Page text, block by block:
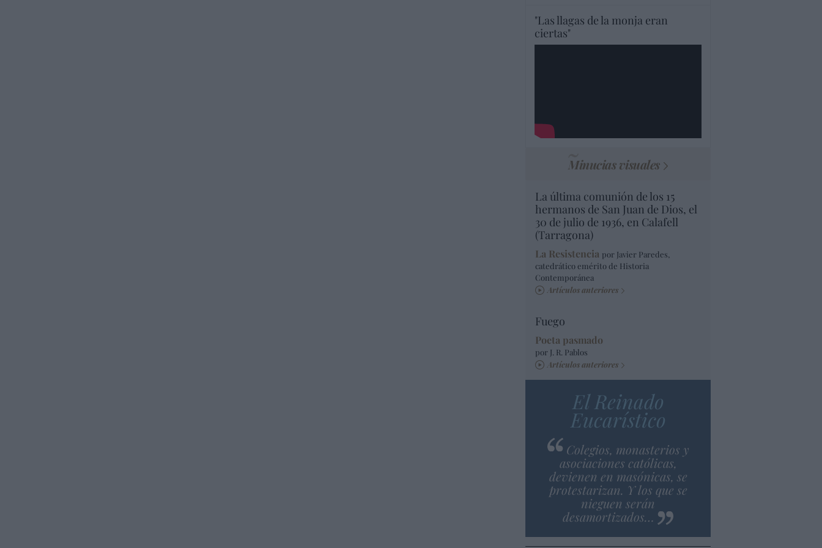
"Las llagas de la monja eran
ciertas"
Minucias visuales
La última comunión de los 15
hermanos de San Juan de Dios, el
30 de julio de 1936, en Calafell
(Tarragona)
La Resistencia por Javier Paredes,
catedrático emérito de Historia
Contemporánea
Artículos anteriores
Fuego
Poeta pasmado
por J. R. Pablos
Artículos anteriores
El Reinado
Eucarístico
Colegios, monasterios y
asociaciones católicas,
devienen en masónicas, se
protestarizan. Y los que se
nieguen serán
desamortizados…